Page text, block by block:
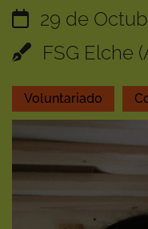
29 de
FSG Elche
Voluntariado